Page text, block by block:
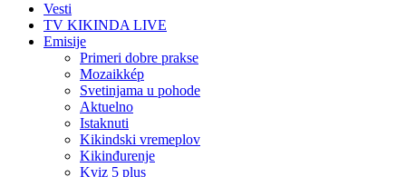
Vesti
TV KIKINDA LIVE
Emisije
Primeri dobre prakse
Mozaikkép
Svetinjama u pohode
Aktuelno
Istaknuti
Kikindski vremeplov
Kikinđurenje
Kviz 5 plus